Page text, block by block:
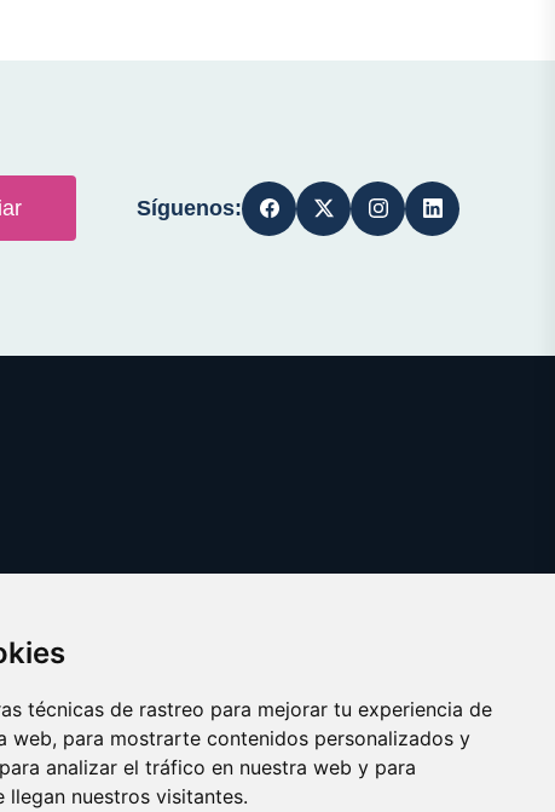
técnicas de rastreo para mejorar tu experiencia de
web, para mostrarte contenidos personalizados y
analizar el tráfico en nuestra web y para
nuestros visitantes.
Síguenos: